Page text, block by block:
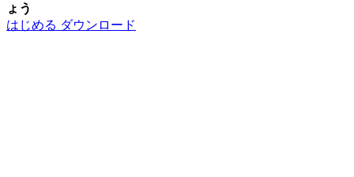
ょう
はじめる ダウンロード